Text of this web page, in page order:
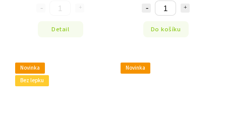
Detail Do košíku
Novinka
Bez lepku
Novinka